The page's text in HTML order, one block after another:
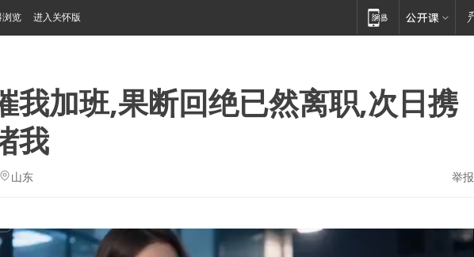
浏览 进入关怀版
我加班,果断回绝已然离职,次日携
我
山东 举报